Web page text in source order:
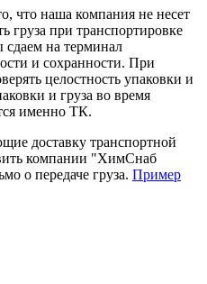
что наша компания не несет
груза при транспортировке
на терминал
и сохранности. При
целостность упаковки и
и груза во время
именно ТК.
доставку транспортной
компании "ХимСнаб
о передаче груза. Пример